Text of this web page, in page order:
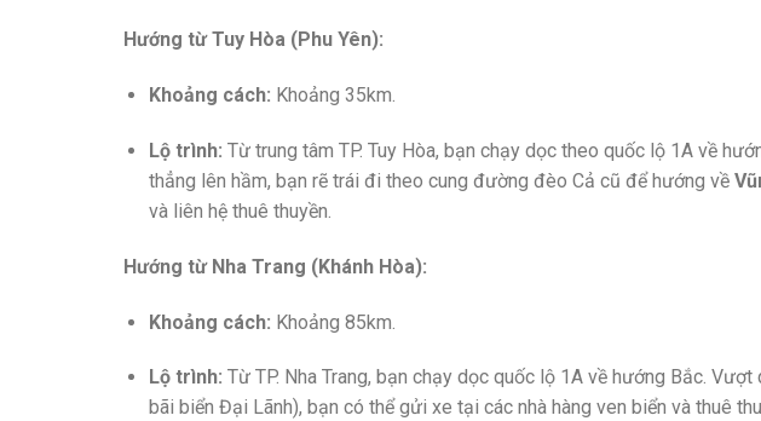
Hướng từ Tuy Hòa (Phu Yên):
Khoảng cách: Khoảng 35km.
Lộ trình: Từ trung tâm TP. Tuy Hòa, bạn chạy dọc theo quốc lộ 1A về
thẳng lên hầm, bạn rẽ trái đi theo cung đường đèo Cả cũ để hướng về
và liên hệ thuê thuyền.
Hướng từ Nha Trang (Khánh Hòa):
Khoảng cách: Khoảng 85km.
Lộ trình: Từ TP. Nha Trang, bạn chạy dọc quốc lộ 1A về hướng Bắc.
bãi biển Đại Lãnh), bạn có thể gửi xe tại các nhà hàng ven biển và thuê